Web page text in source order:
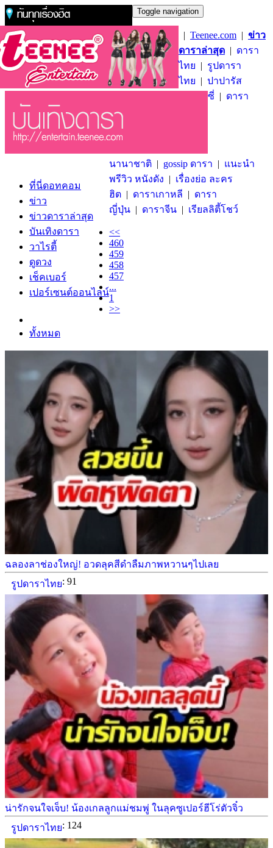
Toggle navigation
ที่นี่ดอทคอม
ข่าว
ข่าวดาราล่าสุด
บันเทิงดารา
วาไรตี้
ดูดวง
เช็คเบอร์
เปอร์เซนต์ออนไลน์
| Teenee.com | ข่าว
ดาราล่าสุด | ดารา
ไทย | รูปดารา
ไทย | ปาปารัส
ซี่ | ดารา
นานาชาติ | gossip ดารา | แนะนำ
พรีวิว หนังดัง | เรื่องย่อ ละคร
ฮิต | ดาราเกาหลี | ดารา
ญี่ปุ่น | ดาราจีน | เรียลลิตี้โชว์
<<
460
459
458
457
...
1
>>
ทั้งหมด
ฉลองลาช่องใหญ่! อวดลุคสีดำลืมภาพหวานๆไปเลย
รูปดาราไทย: 91
น่ารักจนใจเจ็บ! น้องเกลลูกแม่ชมพู่ ในลุคซูเปอร์ฮีโร่ตัวจิ๋ว
รูปดาราไทย: 124